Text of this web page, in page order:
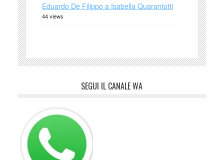
Eduardo De Filippo a Isabella Quarantotti
44 views
SEGUI IL CANALE WA